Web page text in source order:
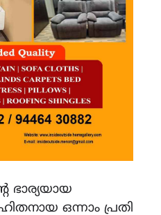
ഭാര്യയായ
ഒന്നാം പ്രതി